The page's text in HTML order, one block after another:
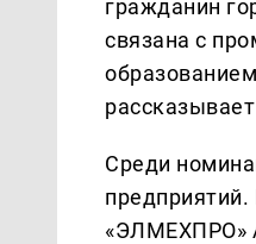
гражданин
связана с
Среди
«ЭЛМЕХПРО»